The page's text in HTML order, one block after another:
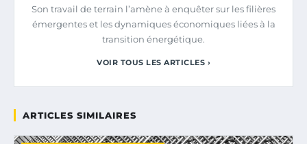
Son travail de terrain l’amène à enquêter sur les filières
émergentes et les dynamiques économiques liées à la
transition énergétique.
VOIR TOUS LES ARTICLES ›
ARTICLES SIMILAIRES